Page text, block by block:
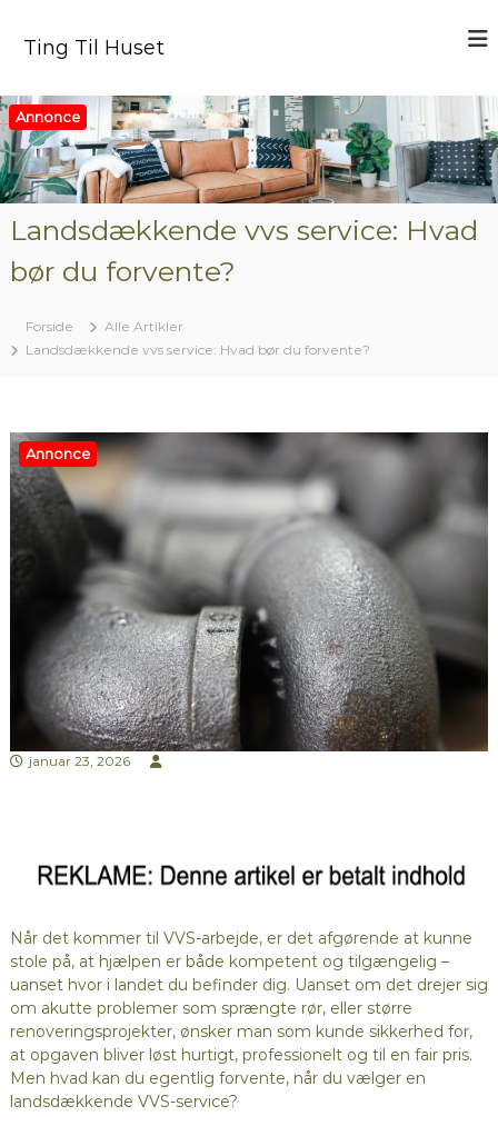
r
e
t
i
l
Ting Til Huset
Annonce
Landsdækkende vvs service: Hvad
bør du forvente?
Forside
Alle Artikler
Landsdækkende vvs service: Hvad bør du forvente?
Annonce
januar 23, 2026
Når det kommer til VVS-arbejde, er det afgørende at kunne
stole på, at hjælpen er både kompetent og tilgængelig –
uanset hvor i landet du befinder dig. Uanset om det drejer sig
om akutte problemer som sprængte rør, eller større
renoveringsprojekter, ønsker man som kunde sikkerhed for,
at opgaven bliver løst hurtigt, professionelt og til en fair pris.
Men hvad kan du egentlig forvente, når du vælger en
landsdækkende VVS-service?